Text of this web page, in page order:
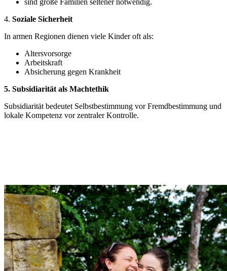
sind große Familien seltener notwendig.
4. Soziale Sicherheit
In armen Regionen dienen viele Kinder oft als:
Altersvorsorge
Arbeitskraft
Absicherung gegen Krankheit
5. Subsidiarität als Machtethik
Subsidiarität bedeutet Selbstbestimmung vor Fremdbestimmung und
lokale Kompetenz vor zentraler Kontrolle.